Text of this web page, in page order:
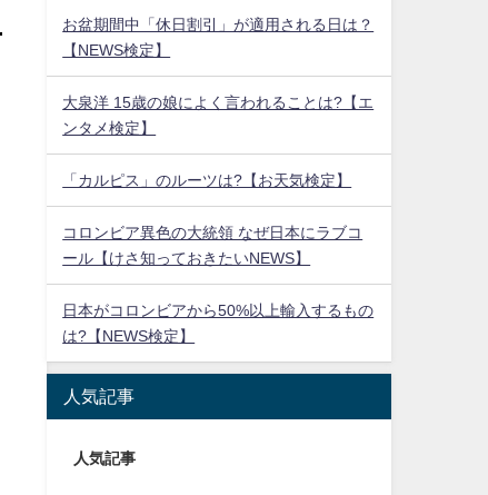
お盆期間中「休日割引」が適用される日は？
【NEWS検定】
大泉洋 15歳の娘によく言われることは?【エ
ンタメ検定】
「カルピス」のルーツは?【お天気検定】
コロンビア異色の大統領 なぜ日本にラブコ
ール【けさ知っておきたいNEWS】
日本がコロンビアから50%以上輸入するもの
は?【NEWS検定】
人気記事
人気記事